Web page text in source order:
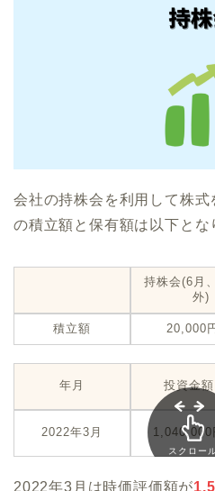
会社の持株会を利用して株式
の積立額と保有額は以下とな
持株会(6月
外)
積立額 20,000
年月 投資金額
2022年3月 1,040,000
スクロー
2022年3月は時価評価額が